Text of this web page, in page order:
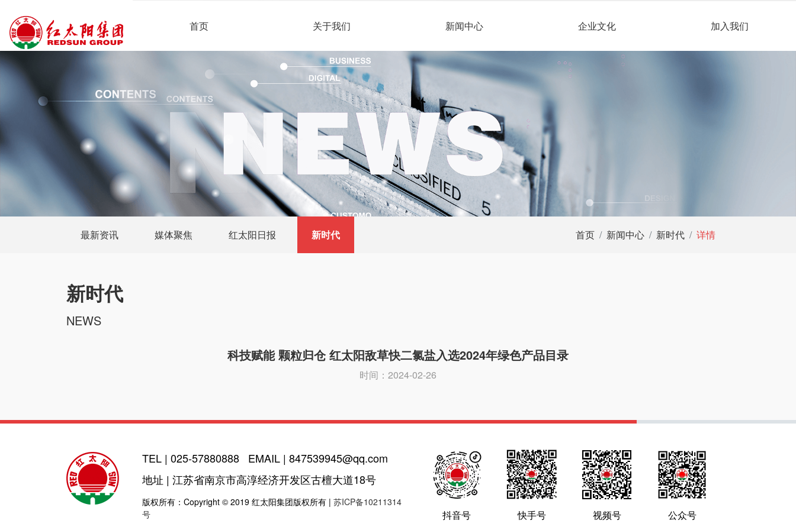
首页 关于我们 新闻中心 企业文化 加入我们
最新资讯 媒体聚焦 红太阳日报 新时代 首页 新闻中心 新时代 详情
新时代
NEWS
科技赋能 颗粒归仓 红太阳敌草快二氯盐入选2024年绿色产品目录
时间：2024-02-26
TEL | 025-57880888 EMAIL | 847539945@qq.com
地址 | 江苏省南京市高淳经济开发区古檀大道18号
版权所有：Copyright © 2019 红太阳集团版权所有 | 苏ICP备10211314
号
抖音号 快手号 视频号 公众号